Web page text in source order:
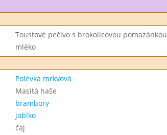
Toustové pečivo s brokolicovou pomazánkou
mléko
Polévka mrkvová
Masitá haše
brambory
jablko
čaj